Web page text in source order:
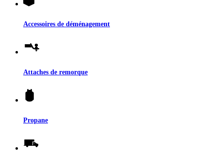
Accessoires de déménagement
Attaches de remorque
Propane